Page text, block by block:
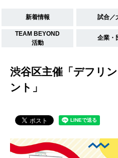
新着情報 試合／
TEAM BEYOND
活動
企業・
渋谷区主催「デフリ
ント」